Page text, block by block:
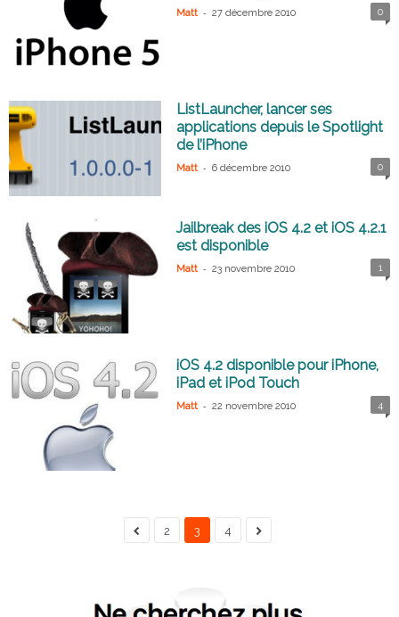
Matt - 27 décembre 2010 0
ListLauncher, lancer ses
applications depuis le Spotlight
de l’iPhone
Matt - 6 décembre 2010 0
Jailbreak des iOS 4.2 et iOS 4.2.1
est disponible
Matt - 23 novembre 2010 1
iOS 4.2 disponible pour iPhone,
iPad et iPod Touch
Matt - 22 novembre 2010 4
2 3 4